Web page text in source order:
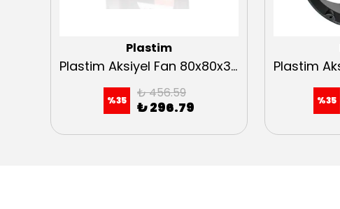
Plastim
Plastim Aksiyel Fan 80x80x38mm 230VAC Bilezikli
%35 ₺ 456.59
₺ 296.79 %35